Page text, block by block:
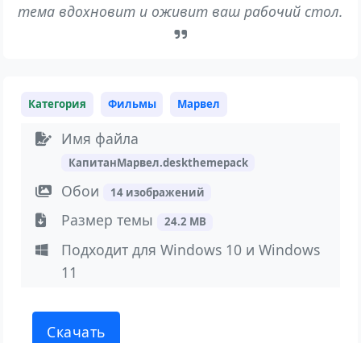
тема вдохновит и оживит ваш рабочий стол.
Категория Фильмы Марвел
Имя файла
КапитанМарвел.deskthemepack
Обои 14 изображений
Размер темы 24.2 MB
Подходит для Windows 10 и Windows
11
Скачать